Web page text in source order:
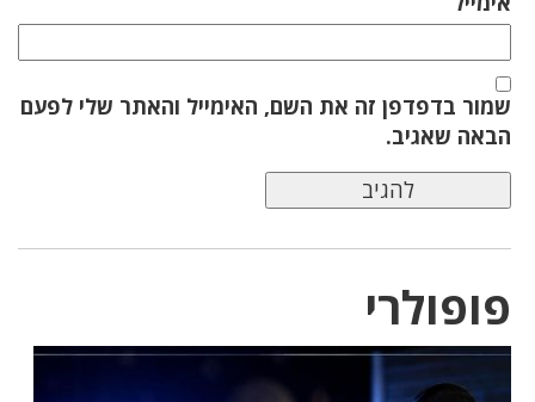
שמור בדפדפן זה את השם, האימייל והאתר שלי לפעם
הבאה שאגיב.
פופולרי